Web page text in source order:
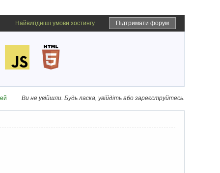
Підтримати форум
Найвигідніші умови хостингу
Ви не увійшли. Будь ласка, увійдіть або зареєструйтесь.